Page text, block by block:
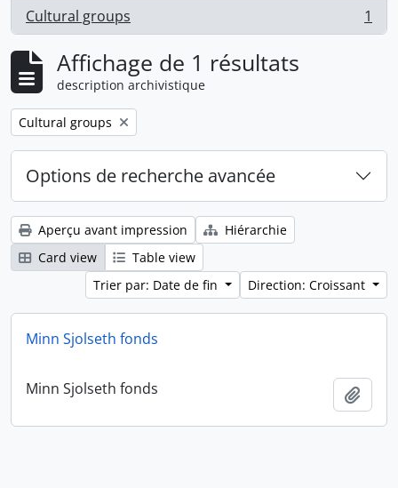
Cultural groups
, 1 résultats 1
Affichage de 1 résultats
description archivistique
Remove filter:
Cultural groups
Options de recherche avancée
Aperçu avant impression
Hiérarchie
Card view
Table view
Trier par: Date de fin
Direction: Croissant
Minn Sjolseth fonds
Minn Sjolseth fonds